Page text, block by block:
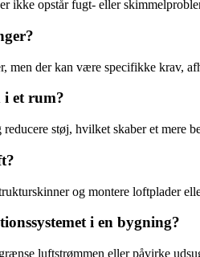
ikke opstår fugt- eller
men der kan være specifikke krav,
et rum?
støj, hvilket skaber et mere
og montere loftplader
i en bygning?
luftstrømmen eller påvirke